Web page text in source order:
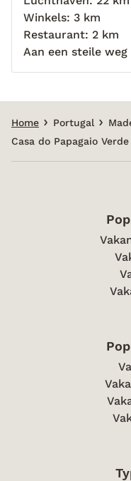
Winkels: 3 km
Restaurant: 2 km
Aan een steile weg
Home Portugal
Casa do Papagaio Verde